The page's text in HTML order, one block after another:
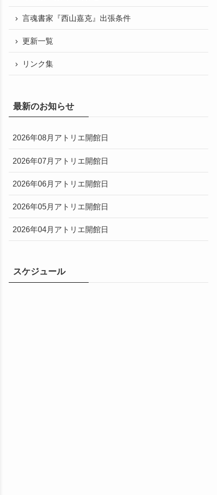
言魂書家『西山嘉克』出張条件
更新一覧
リンク集
最新のお知らせ
2026年08月アトリエ開館日
2026年07月アトリエ開館日
2026年06月アトリエ開館日
2026年05月アトリエ開館日
2026年04月アトリエ開館日
スケジュール